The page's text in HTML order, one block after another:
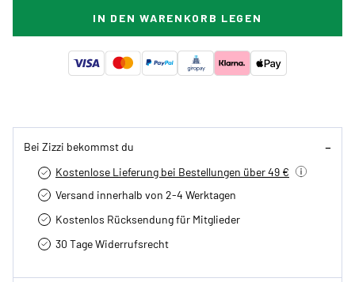
IN DEN WARENKORB LEGEN
Bei Zizzi bekommst du
Kostenlose Lieferung bei Bestellungen über 49 €
Versand innerhalb von 2-4 Werktagen
Kostenlos Rücksendung für Mitglieder
30 Tage Widerrufsrecht